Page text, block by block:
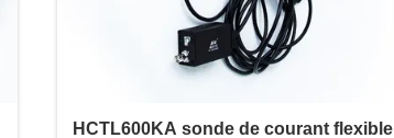
HCTL600KA sonde de courant flexible